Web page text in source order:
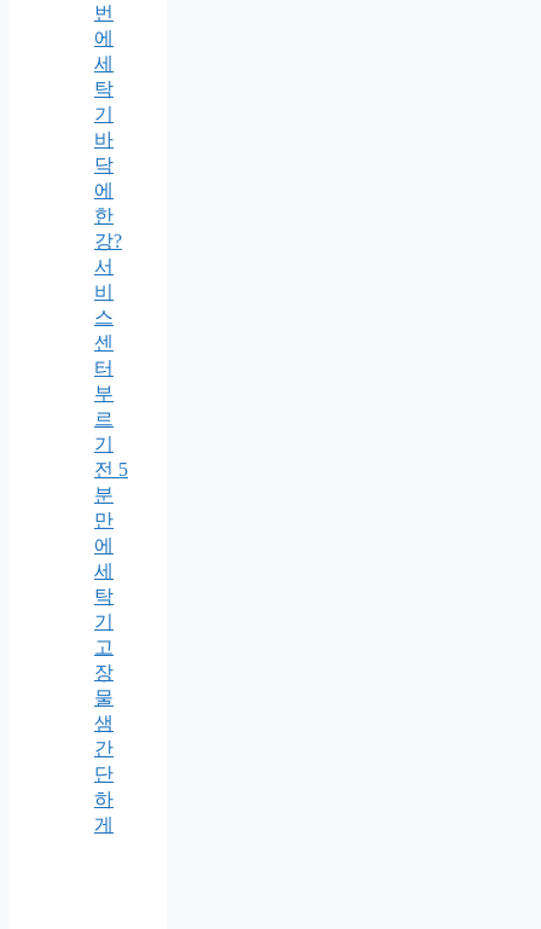
번
에
세
탁
기
바
닥
에
한
강?
서
비
스
센
터
부
르
기
전 5
분
만
에
세
탁
기
고
장
물
샘
간
단
하
게